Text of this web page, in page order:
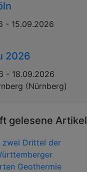
- 15.09.2026
2026
- 18.09.2026
(Nürnberg)
gelesene Artikel
zwei Drittel der
Geothermie